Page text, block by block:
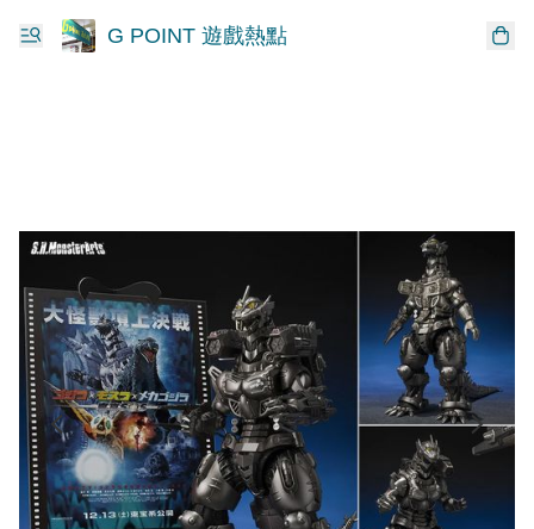
G POINT 遊戲熱點